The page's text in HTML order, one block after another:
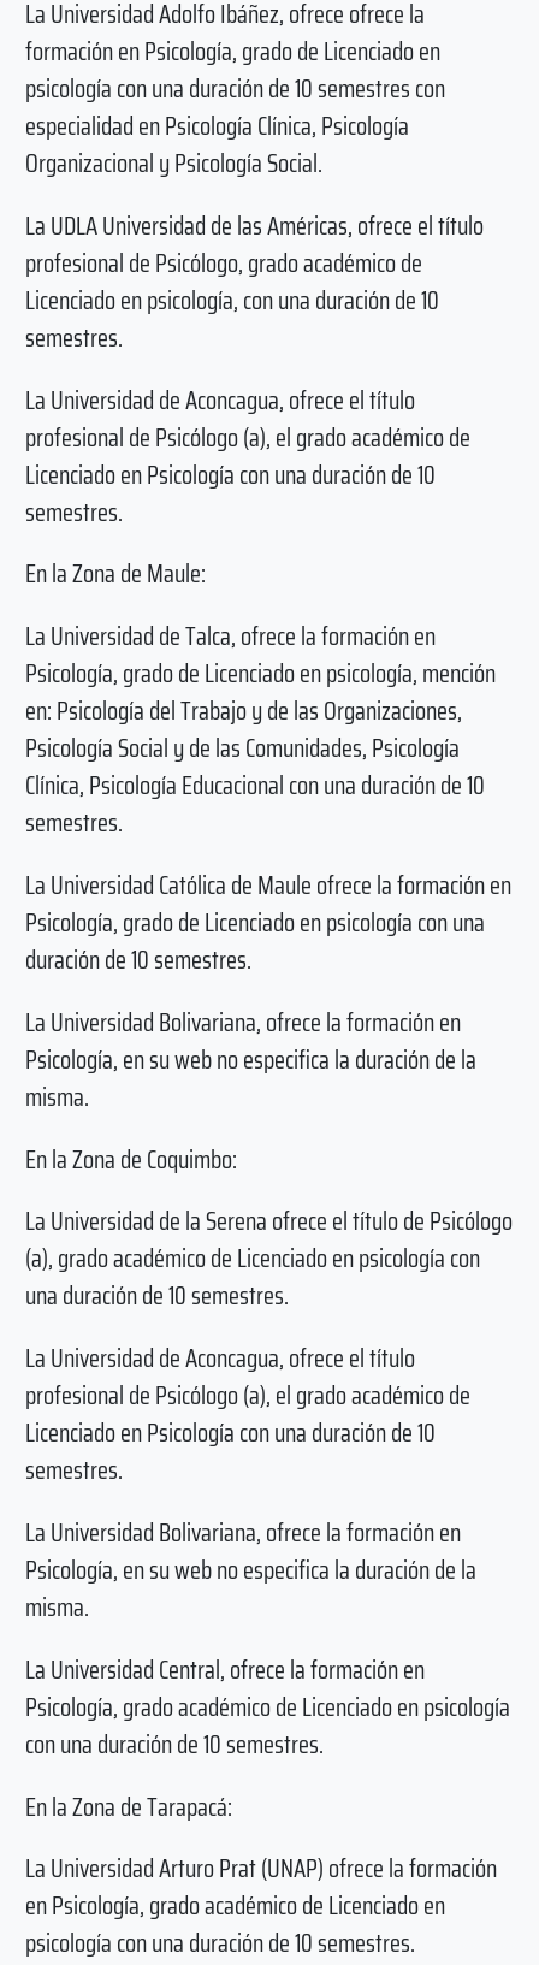
La Universidad Adolfo Ibáñez, ofrece ofrece la
formación en Psicología, grado de Licenciado en
psicología con una duración de 10 semestres con
especialidad en Psicología Clínica, Psicología
Organizacional y Psicología Social.
La UDLA Universidad de las Américas, ofrece el título
profesional de Psicólogo, grado académico de
Licenciado en psicología, con una duración de 10
semestres.
La Universidad de Aconcagua, ofrece el título
profesional de Psicólogo (a), el grado académico de
Licenciado en Psicología con una duración de 10
semestres.
En la Zona de Maule:
La Universidad de Talca, ofrece la formación en
Psicología, grado de Licenciado en psicología, mención
en: Psicología del Trabajo y de las Organizaciones,
Psicología Social y de las Comunidades, Psicología
Clínica, Psicología Educacional con una duración de 10
semestres.
La Universidad Católica de Maule ofrece la formación en
Psicología, grado de Licenciado en psicología con una
duración de 10 semestres.
La Universidad Bolivariana, ofrece la formación en
Psicología, en su web no especifica la duración de la
misma.
En la Zona de Coquimbo:
La Universidad de la Serena ofrece el título de Psicólogo
(a), grado académico de Licenciado en psicología con
una duración de 10 semestres.
La Universidad de Aconcagua, ofrece el título
profesional de Psicólogo (a), el grado académico de
Licenciado en Psicología con una duración de 10
semestres.
La Universidad Bolivariana, ofrece la formación en
Psicología, en su web no especifica la duración de la
misma.
La Universidad Central, ofrece la formación en
Psicología, grado académico de Licenciado en psicología
con una duración de 10 semestres.
En la Zona de Tarapacá:
La Universidad Arturo Prat (UNAP) ofrece la formación
en Psicología, grado académico de Licenciado en
psicología con una duración de 10 semestres.